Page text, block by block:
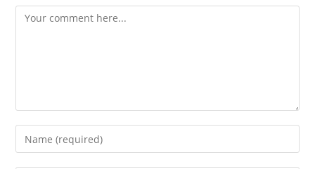
Comment
Enter
your